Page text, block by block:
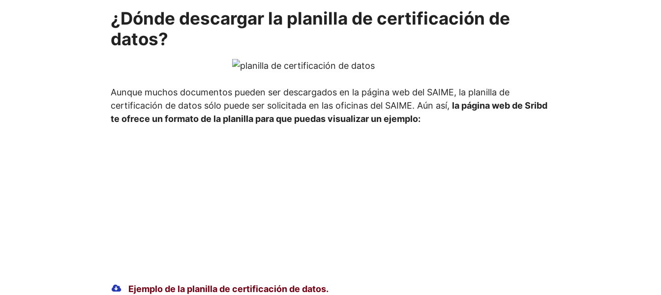
¿Dónde descargar la planilla de certificación de
datos?
Aunque muchos documentos pueden ser descargados en la página web del SAIME, la planilla de
certificación de datos sólo puede ser solicitada en las oficinas del SAIME. Aún así, la página web de Sribd
te ofrece un formato de la planilla para que puedas visualizar un ejemplo:
Ejemplo de la planilla de certificación de datos.